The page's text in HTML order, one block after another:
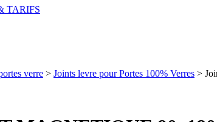
TARIFS
verre > Joints levre pour Portes 100% Verres >